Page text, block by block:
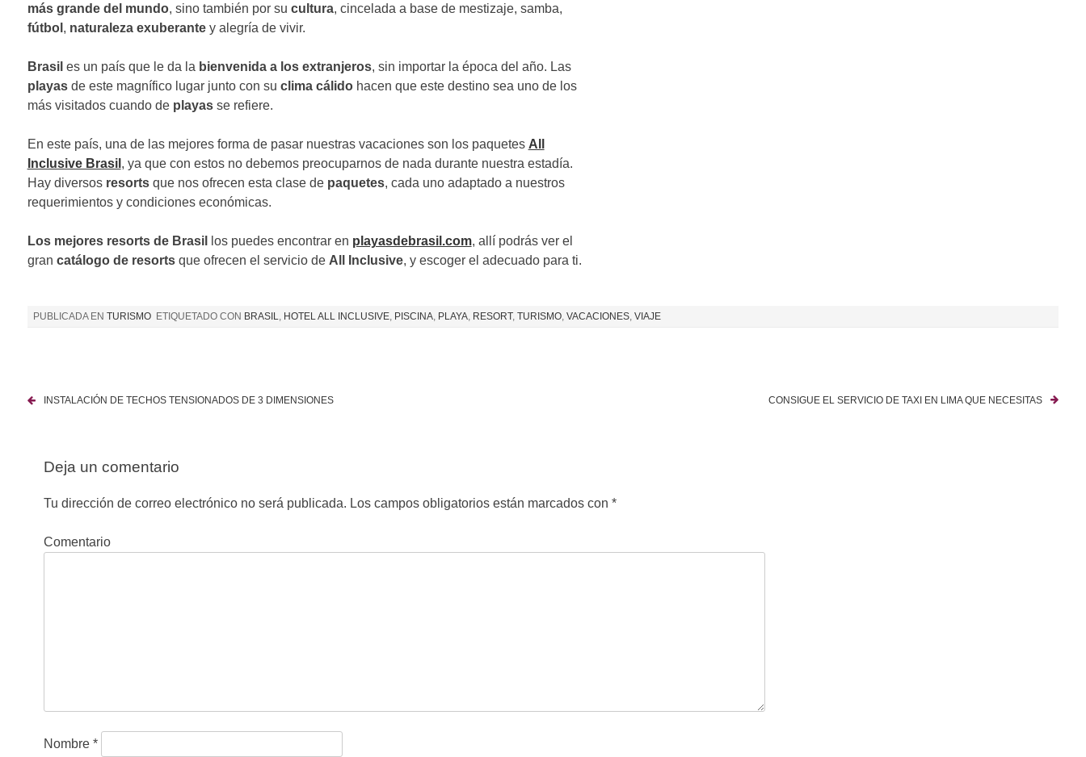
n
e
e
t
r
d
s
más grande del mundo, sino también por su cultura, cincelada a base de mestizaje, samba,
fútbol , naturaleza exuberantey alegría de vivir.
Brasil es un país que le da la bienvenida a los extranjeros, sin importar la época del año. Las
playasde este magnífico lugar junto con su clima cálidohacen que este destino sea uno de los
más visitados cuando de playasse refiere.
En este país, una de las mejores forma de pasar nuestras vacaciones son los paquetes All
Inclusive Brasil , ya que con estos no debemos preocuparnos de nada durante nuestra estadía.
Hay diversos resortsque nos ofrecen esta clase de paquetes, cada uno adaptado a nuestros
requerimientos y condiciones económicas.
Los mejores resorts de Brasil los puedes encontrar en playasdebrasil.com, allí podrás ver el
gran catálogo de resortsque ofrecen el servicio de All Inclusive, y escoger el adecuado para ti.
PUBLICADA EN TURISMO ETIQUETADO CON BRASIL, HOTEL ALL INCLUSIVE, PISCINA, PLAYA, RESORT, TURISMO, VACACIONES, VIAJE
INSTALACIÓN DE TECHOS TENSIONADOS DE 3 DIMENSIONES CONSIGUE EL SERVICIO DE TAXI EN LIMA QUE NECESITAS
Deja un comentario
Tu dirección de correo electrónico no será publicada. Los campos obligatorios están marcados con *
Comentario
Nombre *